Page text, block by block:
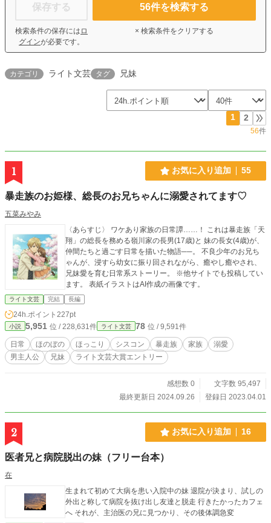
保存する
検索条件の保存には ロ
グインが必要です。
56件を検索する
× 検索条件をクリアする
カテゴリ ライト文芸 タグ 兄妹
1 2
56件
1 お気に入り追加 55
暴走族のお姫様、総長のお兄ちゃんに溺愛されてます♡
五菜みやみ
〈あらすじ〉 ワケあり家族の日常譚……！ これは暴走族「天
翔」の総長を務める嶺川家の長男(17歳)と 妹の長女(4歳)が、
仲間たちと過ごす日常を描いた物語──。 不良少年のお兄ち
ゃんが、浸すら幼女に振り回されながら、癒やし癒やされ、
兄妹愛を育む日常系ストーリー。 ※他サイトでも投稿してい
ます。 表紙イラストはAI作成の画像です。
ライト文芸 完結 長編
24h.ポイント 227pt
小説 5,951 位 / 228,631件 ライト文芸 78 位 / 9,591件
日常 ほのぼの ほっこり シスコン 暴走族 家族
溺愛
男主人公
兄妹 ライト文芸大賞エントリー
感想数 0
文字数 95,497
最終更新日 2024.09.26
登録日 2023.04.01
2 お気に入り追加 16
医者兄と病院脱出の妹（フリー台本）
在
生まれて初めて大病を患い入院中の妹 退院が決まり、試しの
外出と称して病院を抜け出し友達と脱走 行きたかったカフェ
へ それが、主治医の兄に見つかり、その後体調急変